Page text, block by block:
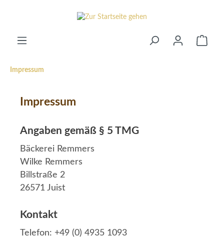
Impressum
Impressum
Angaben gemäß § 5 TMG
Bäckerei Remmers
Wilke Remmers
Billstraße 2
26571 Juist
Kontakt
Telefon: +49 (0) 4935 1093